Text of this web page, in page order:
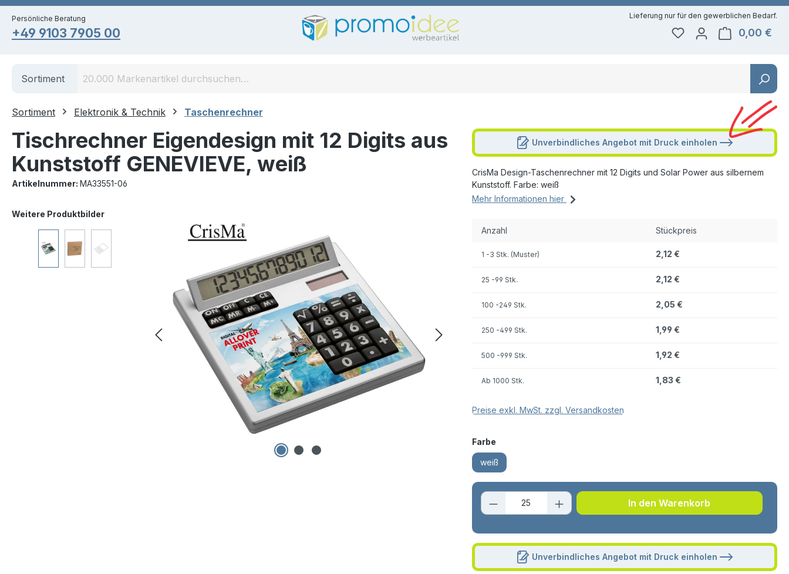
Persönliche Beratung
+49 9103 7905 00 Du hast 0 Produkte auf
0,00 €
Sortiment
Sortiment Elektronik & Technik Taschenrechner
Tischrechner Eigendesign mit 12 Digits aus
Kunststoff GENEVIEVE, weiß
Artikelnummer: MA33551-06
Bildergalerie überspringen
Weitere Produktbilder
Unverbindliches Angebot mit Druck einholen
CrisMa Design-Taschenrechner mit 12 Digits und Solar Power aus silbernem
Kunststoff. Farbe: weiß
Mehr Informationen hier
Anzahl Stückpreis
1 -3 Stk. (Muster) 2,12 €
25 -99 Stk. 2,12 €
100 -249 Stk. 2,05 €
250 -499 Stk. 1,99 €
500 -999 Stk. 1,92 €
Ab 1000 Stk. 1,83 €
Preise exkl. MwSt. zzgl. Versandkosten
Farbe
weiß
Produkt Anzahl: Gib den gewünschten Wert
In den Warenkorb
Unverbindliches Angebot mit Druck einholen